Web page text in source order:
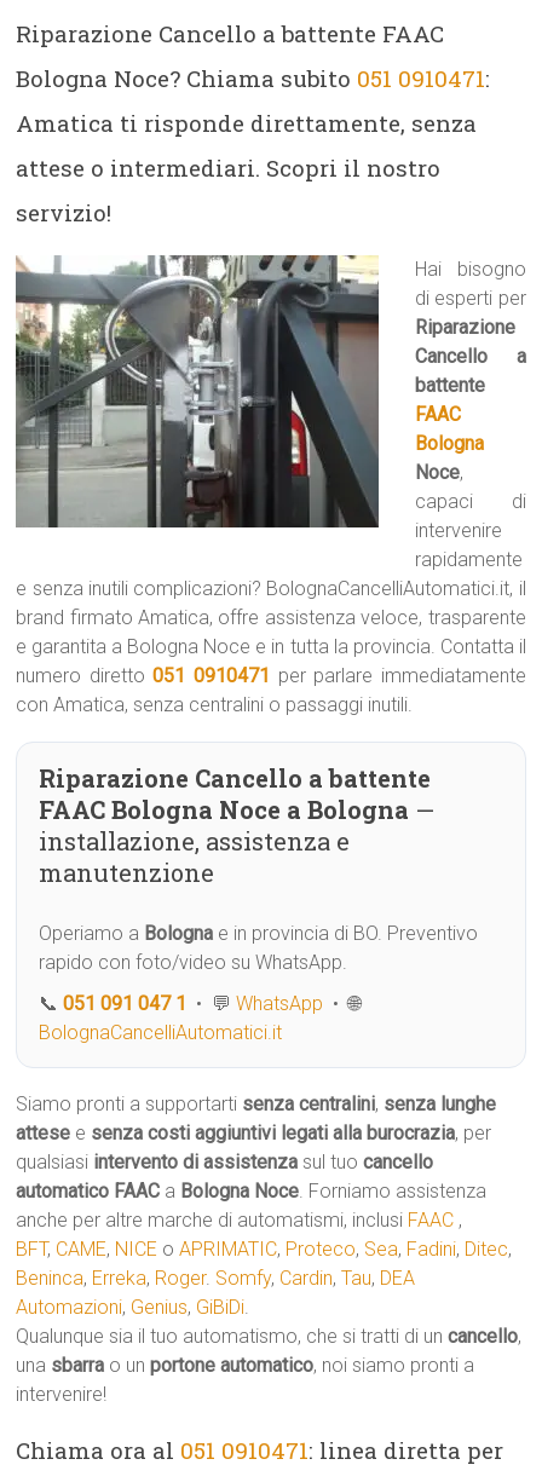
Riparazione Cancello a battente FAAC
Bologna Noce? Chiama subito 051 0910471:
Amatica ti risponde direttamente, senza
attese o intermediari. Scopri il nostro
servizio!
Hai bisogno
di esperti per
Riparazione
Cancello a
battente
FAAC
Bologna
Noce,
capaci di
intervenire
rapidamente
e senza inutili complicazioni? BolognaCancelliAutomatici.it, il
brand firmato Amatica, offre assistenza veloce, trasparente
e garantita a Bologna Noce e in tutta la provincia. Contatta il
numero diretto051 0910471 per parlare immediatamente
con Amatica, senza centralini o passaggi inutili.
Riparazione Cancello a battente
FAAC Bologna Noce a Bologna —
installazione, assistenza e
manutenzione
Operiamo a Bologna e in provincia di BO. Preventivo
rapido con foto/video su WhatsApp.
📞051 091 047 1 • 💬WhatsApp • 🌐
BolognaCancelliAutomatici.it
Siamo pronti a supportarti senza centralini, senza lunghe
attese e senza costi aggiuntivi legati alla burocrazia, per
qualsiasi intervento di assistenza sul tuocancello
automatico FAAC a Bologna Noce. Forniamo assistenza
anche per altre marche di automatismi, inclusi FAAC ,
BFT, CAME, NICE oAPRIMATIC, Proteco, Sea, Fadini, Ditec,
Beninca, Erreka, Roger. Somfy, Cardin,Tau, DEA
Automazioni, Genius, GiBiDi.
Qualunque sia il tuo automatismo, che si tratti di uncancello,
una sbarra o unportone automatico, noi siamo pronti a
intervenire!
Chiama ora al 051 0910471: linea diretta per